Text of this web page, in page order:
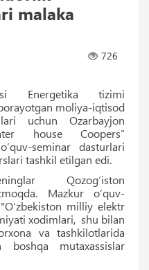
malaka
726
Energetika tizimi
moliya-iqtisod
uchun Ozarbayjon
house Coopers”
seminar dasturlari
tashkil etilgan edi.
Qozog‘iston
Mazkur o‘quv-
milliy elektr
xodimlari, shu bilan
va tashkilotlarida
mutaxassislar